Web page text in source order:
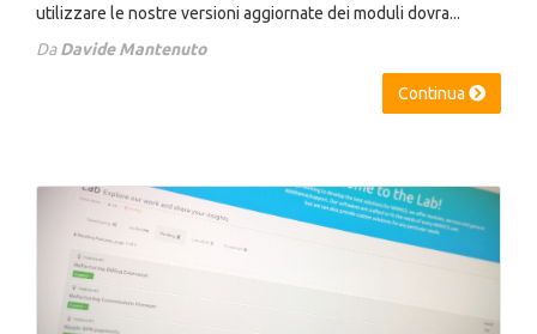
utilizzare le nostre versioni aggiornate dei moduli dovra...
DaDavide Mantenuto
Continua